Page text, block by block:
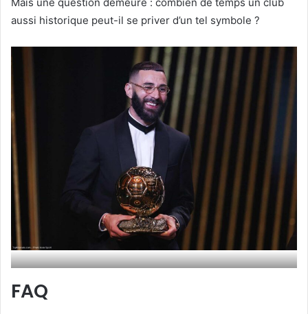
aussi historique peut-il se priver d’un tel symbole ?
FAQ